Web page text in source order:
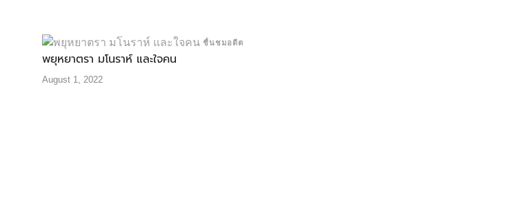
ชื่นชมอดีต
พยุหยาตรา มโนราห์ และใจคน
August 1, 2022